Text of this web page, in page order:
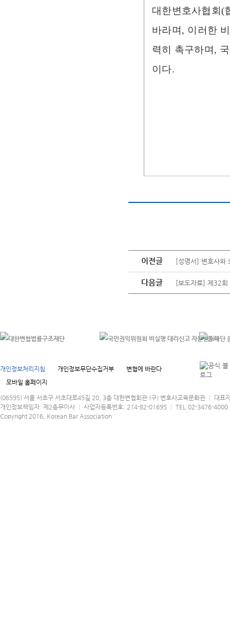
대한변호사협회
바라며, 이러한
력히 촉구하며,
이다.
이전글 [성명서] 변호사와
다음글 [보도자료] 제32회
개인정보처리지침 개인정보무단수집거부
변협에 바란다
모바일 홈페이지
(06595) 서울 서초구 서초대로45길 20, 3층 대한변협회관 (구) 변호사교육문화관 │ 대표
개인정보책임자: 제2총무이사 │ 사업자등록번호: 214-82-01695 │ TEL:02-3476-
Copyright 2016, Korean Bar Association